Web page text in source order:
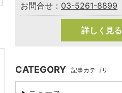
お問合せ： 03-5261-8899
詳しく見る
CATEGORY 記事カテゴリ